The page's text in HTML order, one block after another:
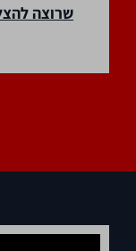
שרוצה